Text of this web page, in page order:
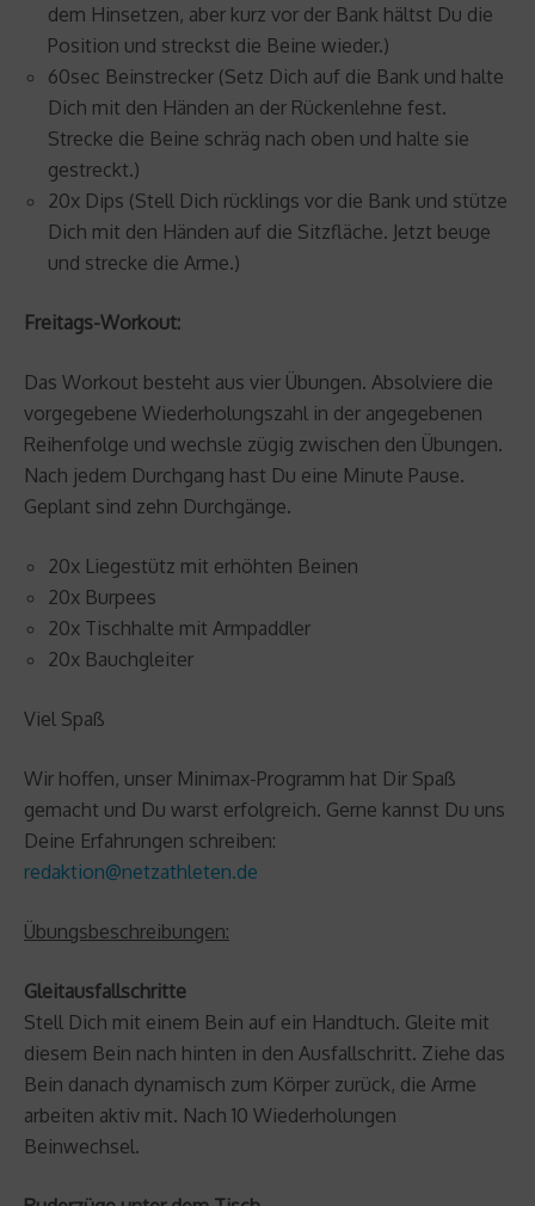
dem Hinsetzen, aber kurz vor der Bank hältst Du die
Position und streckst die Beine wieder.)
60sec Beinstrecker (Setz Dich auf die Bank und halte
Dich mit den Händen an der Rückenlehne fest.
Strecke die Beine schräg nach oben und halte sie
gestreckt.)
20x Dips (Stell Dich rücklings vor die Bank und stütze
Dich mit den Händen auf die Sitzfläche. Jetzt beuge
und strecke die Arme.)
Freitags-Workout:
Das Workout besteht aus vier Übungen. Absolviere die
vorgegebene Wiederholungszahl in der angegebenen
Reihenfolge und wechsle zügig zwischen den Übungen.
Nach jedem Durchgang hast Du eine Minute Pause.
Geplant sind zehn Durchgänge.
20x Liegestütz mit erhöhten Beinen
20x Burpees
20x Tischhalte mit Armpaddler
20x Bauchgleiter
Viel Spaß
Wir hoffen, unser Minimax-Programm hat Dir Spaß
gemacht und Du warst erfolgreich. Gerne kannst Du uns
Deine Erfahrungen schreiben:
redaktion@netzathleten.de
Übungsbeschreibungen:
Gleitausfallschritte
Stell Dich mit einem Bein auf ein Handtuch. Gleite mit
diesem Bein nach hinten in den Ausfallschritt. Ziehe das
Bein danach dynamisch zum Körper zurück, die Arme
arbeiten aktiv mit. Nach 10 Wiederholungen
Beinwechsel.